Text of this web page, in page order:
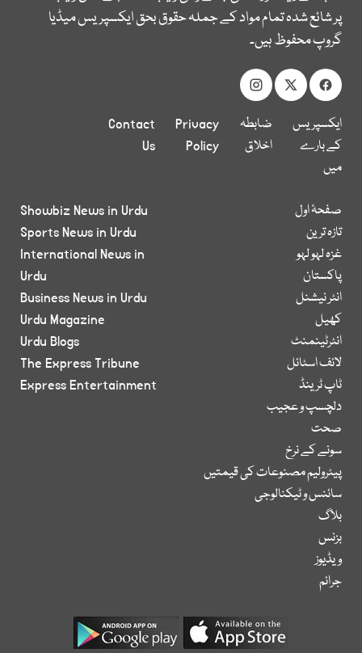
پر شائع شدہ تمام مواد کے جملہ حقوق بحق ایکسپریس میڈیا
گروپ محفوظ ہیں۔
ایکسپریس
کے بارے
میں
ضابطہ
اخلاق
Privacy
Policy
Contact
Us
صفحۂ اول
تازہ ترین
غزہ لہو لہو
پاکستان
انٹر نیشنل
کھیل
انٹرٹینمنٹ
لائف اسٹائل
ٹاپ ٹرینڈ
دلچسپ و عجیب
صحت
سونے کے نرخ
پیٹرولیم مصنوعات کی قیمتیں
سائنس و ٹیکنالوجی
بلاگ
بزنس
ویڈیوز
جرائم
Showbiz News in Urdu
Sports News in Urdu
International News in
Urdu
Business News in Urdu
Urdu Magazine
Urdu Blogs
The Express Tribune
Express Entertainment